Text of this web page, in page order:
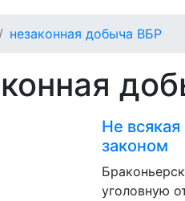
незаконная добыча ВБР
Не
законом
уголовную